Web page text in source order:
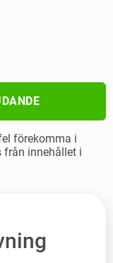
förekomma i
från innehållet i